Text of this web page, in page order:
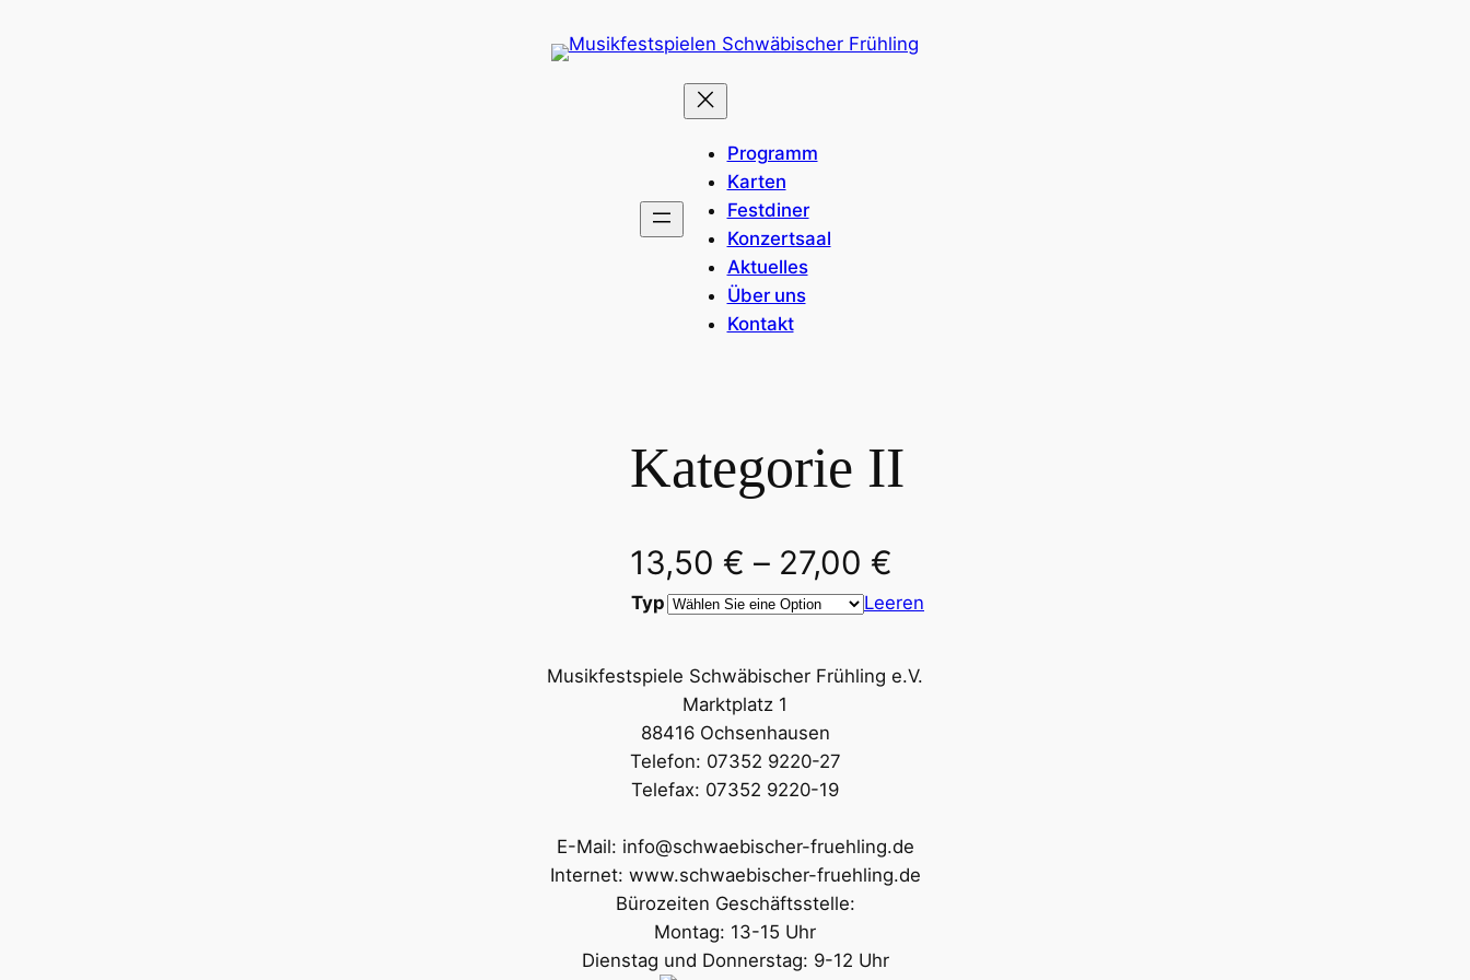
Programm
Karten
Festdiner
Konzertsaal
Aktuelles
Über uns
Kontakt
Kategorie II
13,50 € – 27,00 €
Typ Leeren
Musikfestspiele Schwäbischer Frühling e.V.
Marktplatz 1
88416 Ochsenhausen
Telefon: 07352 9220-27
Telefax: 07352 9220-19
E-Mail: info@schwaebischer-fruehling.de
Internet: www.schwaebischer-fruehling.de
Bürozeiten Geschäftsstelle:
Montag: 13-15 Uhr
Dienstag und Donnerstag: 9-12 Uhr